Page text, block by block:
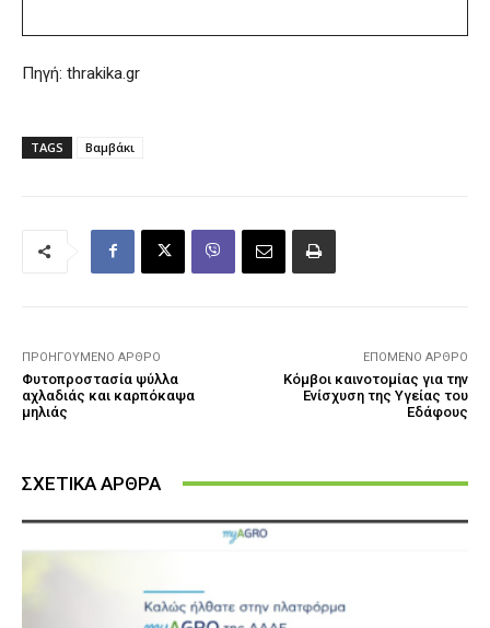
Πηγή: thrakika.gr
TAGS Βαμβάκι
ΠΡΟΗΓΟΎΜΕΝΟ ΆΡΘΡΟ
Φυτοπροστασία ψύλλα
αχλαδιάς και καρπόκαψα
μηλιάς
ΕΠΌΜΕΝΟ ΆΡΘΡΟ
Κόμβοι καινοτομίας για την
Ενίσχυση της Υγείας του
Εδάφους
ΣΧΕΤΙΚΑ ΑΡΘΡΑ